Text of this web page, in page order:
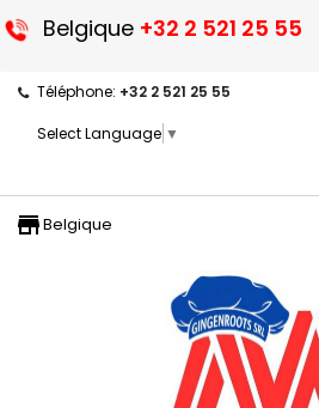
Belgique +32 2 521 25 55
Téléphone: +32 2 521 25 55
Select Language ▼
storefront
Belgique